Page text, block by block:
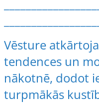
Vēsture
tendences un
nākotnē, dodot
turpmākās